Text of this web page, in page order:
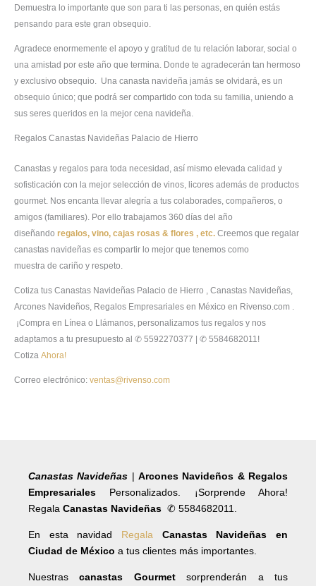
Demuestra lo importante que son para ti las personas, en quién estás
pensando para este gran obsequio.
Agradece enormemente el apoyo y gratitud de tu relación laborar, social o
una amistad por este año que termina. Donde te agradecerán tan hermoso
y exclusivo obsequio. Una canasta navideña jamás se olvidará, es un
obsequio único; que podrá ser compartido con toda su familia, uniendo a
sus seres queridos en la mejor cena navideña.
Regalos Canastas Navideñas Palacio de Hierro
Canastas y regalos para toda necesidad, así mismo elevada calidad y
sofisticación con la mejor selección de vinos, licores además de productos
gourmet. Nos encanta llevar alegría a tus colaborades, compañeros, o
amigos (familiares). Por ello trabajamos 360 días del año
diseñando regalos, vino, cajas rosas & flores , etc. Creemos que regalar
canastas navideñas es compartir lo mejor que tenemos como
muestra de cariño y respeto.
Cotiza tus Canastas Navideñas Palacio de Hierro , Canastas Navideñas,
Arcones Navideños, Regalos Empresariales en México en Rivenso.com .
¡Compra en Línea o Llámanos, personalizamos tus regalos y nos
adaptamos a tu presupuesto al ✆ 5592270377 | ✆ 5584682011!
Cotiza Ahora!
Correo electrónico: ventas@rivenso.com
Canastas Navideñas |Arcones Navideños & Regalos
Empresariales Personalizados. ¡Sorprende Ahora!
Regala Canastas Navideñas ✆ 5584682011.
En esta navidad Regala Canastas Navideñas en
Ciudad de México a tus clientes más importantes.
Nuestrascanastas Gourmetsorprenderán a tus